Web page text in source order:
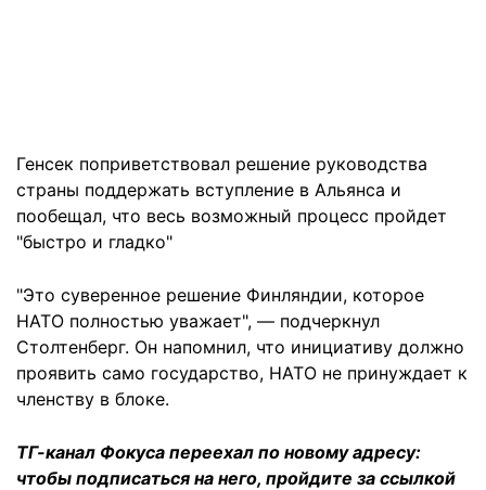
Генсек поприветствовал решение руководства
страны поддержать вступление в Альянса и
пообещал, что весь возможный процесс пройдет
"быстро и гладко"
"Это суверенное решение Финляндии, которое
НАТО полностью уважает", — подчеркнул
Столтенберг. Он напомнил, что инициативу должно
проявить само государство, НАТО не принуждает к
членству в блоке.
ТГ-канал Фокуса переехал по новому адресу:
чтобы подписаться на него, пройдите за ссылкой